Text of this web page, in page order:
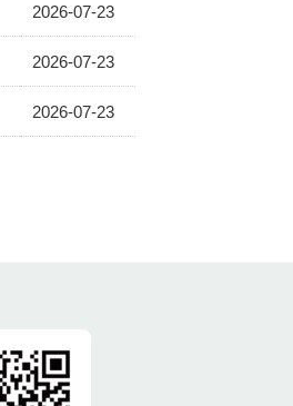
2026-07-23
2026-07-23
2026-07-23